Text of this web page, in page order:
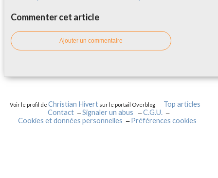
Commenter cet article
Ajouter un commentaire
Voir le profil deChristian Hivert sur le portail Overblog
Top articles
Contact
Signaler un abus
C.G.U.
Cookies et données personnelles
Préférences cookies